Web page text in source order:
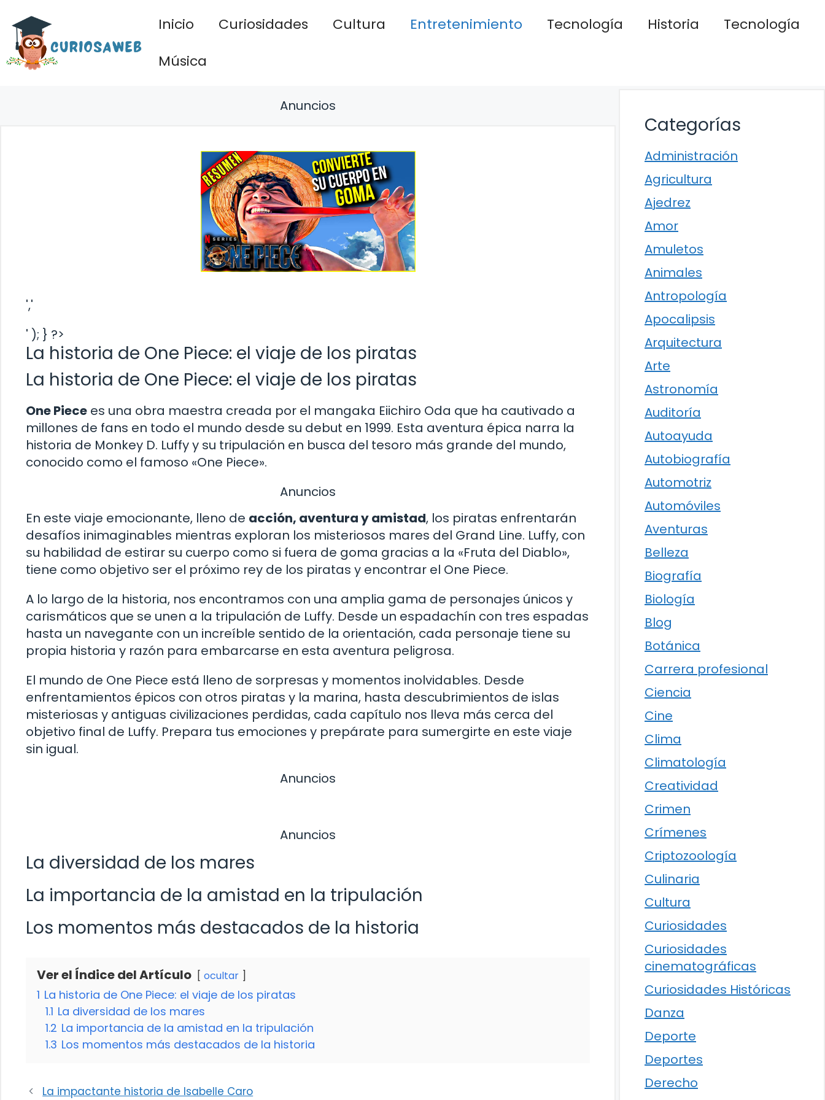
contenido
Inicio Curiosidades Cultura Entretenimiento Tecnología Historia
Tecnología
Música
Anuncios
','
' ); } ?>
La historia de One Piece: el viaje de los piratas
La historia de One Piece: el viaje de los piratas
One Piece es una obra maestra creada por el mangaka Eiichiro Oda que ha cautivado a
millones de fans en todo el mundo desde su debut en 1999. Esta aventura épica narra la
historia de Monkey D. Luffy y su tripulación en busca del tesoro más grande del mundo,
conocido como el famoso «One Piece».
Anuncios
En este viaje emocionante, lleno de acción, aventura y amistad, los piratas enfrentarán
desafíos inimaginables mientras exploran los misteriosos mares del Grand Line. Luffy, con
su habilidad de estirar su cuerpo como si fuera de goma gracias a la «Fruta del Diablo»,
tiene como objetivo ser el próximo rey de los piratas y encontrar el One Piece.
A lo largo de la historia, nos encontramos con una amplia gama de personajes únicos y
carismáticos que se unen a la tripulación de Luffy. Desde un espadachín con tres espadas
hasta un navegante con un increíble sentido de la orientación, cada personaje tiene su
propia historia y razón para embarcarse en esta aventura peligrosa.
El mundo de One Piece está lleno de sorpresas y momentos inolvidables. Desde
enfrentamientos épicos con otros piratas y la marina, hasta descubrimientos de islas
misteriosas y antiguas civilizaciones perdidas, cada capítulo nos lleva más cerca del
objetivo final de Luffy. Prepara tus emociones y prepárate para sumergirte en este viaje
sin igual.
Anuncios
Anuncios
La diversidad de los mares
La importancia de la amistad en la tripulación
Los momentos más destacados de la historia
Ver el Índice del Artículo ocultar
1 La historia de One Piece: el viaje de los piratas
1.1 La diversidad de los mares
1.2 La importancia de la amistad en la tripulación
1.3 Los momentos más destacados de la historia
La impactante historia de Isabelle Caro
Categorías
Administración
Agricultura
Ajedrez
Amor
Amuletos
Animales
Antropología
Apocalipsis
Arquitectura
Arte
Astronomía
Auditoría
Autoayuda
Autobiografía
Automotriz
Automóviles
Aventuras
Belleza
Biografía
Biología
Blog
Botánica
Carrera profesional
Ciencia
Cine
Clima
Climatología
Creatividad
Crimen
Crímenes
Criptozoología
Culinaria
Cultura
Curiosidades
Curiosidades
cinematográficas
Curiosidades Históricas
Danza
Deporte
Deportes
Derecho